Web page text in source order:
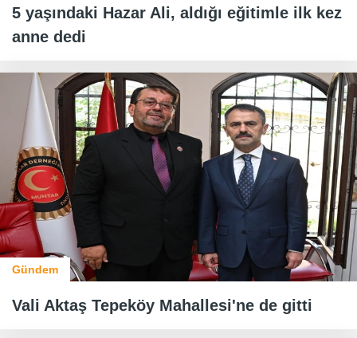
5 yaşındaki Hazar Ali, aldığı eğitimle ilk kez
anne dedi
Gündem
Vali Aktaş Tepeköy Mahallesi'ne de gitti